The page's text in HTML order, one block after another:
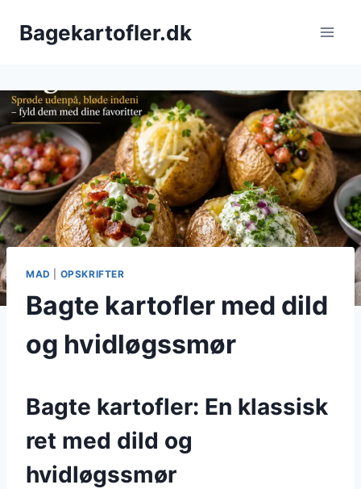
Bagekartofler.dk
MAD OPSKRIFTER
Bagte kartofler med dild
og hvidløgssmør
Bagte kartofler: En klassisk
ret med dild og
hvidløgssmør